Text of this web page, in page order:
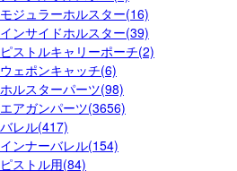
モジュラーホルスター(16)
インサイドホルスター(39)
ピストルキャリーポーチ(2)
ウェポンキャッチ(6)
ホルスターパーツ(98)
エアガンパーツ(3656)
バレル(417)
インナーバレル(154)
ピストル用(84)